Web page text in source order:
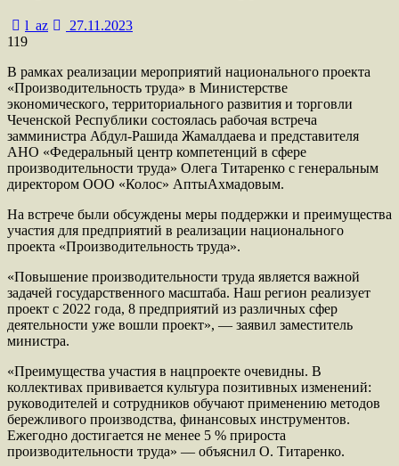
l_az
27.11.2023
119
В рамках реализации мероприятий национального проекта
«Производительность труда» в Министерстве
экономического, территориального развития и торговли
Чеченской Республики состоялась рабочая встреча
замминистра Абдул-Рашида Жамалдаева и представителя
АНО «Федеральный центр компетенций в сфере
производительности труда» Олега Титаренко с генеральным
директором ООО «Колос» АптыАхмадовым.
На встрече были обсуждены меры поддержки и преимущества
участия для предприятий в реализации национального
проекта «Производительность труда».
«Повышение производительности труда является важной
задачей государственного масштаба. Наш регион реализует
проект с 2022 года, 8 предприятий из различных сфер
деятельности уже вошли проект», — заявил заместитель
министра.
«Преимущества участия в нацпроекте очевидны. В
коллективах прививается культура позитивных изменений:
руководителей и сотрудников обучают применению методов
бережливого производства, финансовых инструментов.
Ежегодно достигается не менее 5 % прироста
производительности труда» — объяснил О. Титаренко.